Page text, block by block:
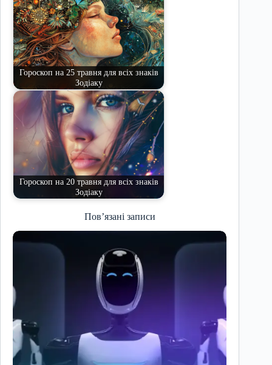
Гороскоп на 25 травня для всіх знаків
Зодіаку
Гороскоп на 20 травня для всіх знаків
Зодіаку
Пов’язані записи